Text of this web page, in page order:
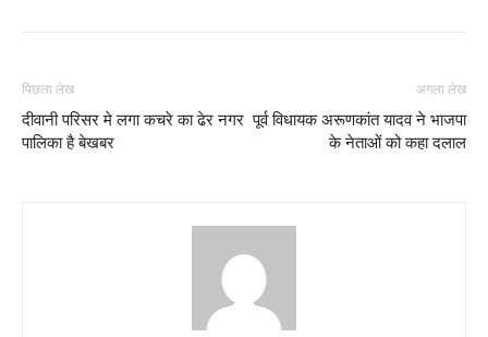
पिछला लेख
दीवानी परिसर मे लगा कचरे का ढेर नगर
पालिका है बेखबर
अगला लेख
पूर्व विधायक अरूणकांत यादव ने भाजपा
के नेताओं को कहा दलाल